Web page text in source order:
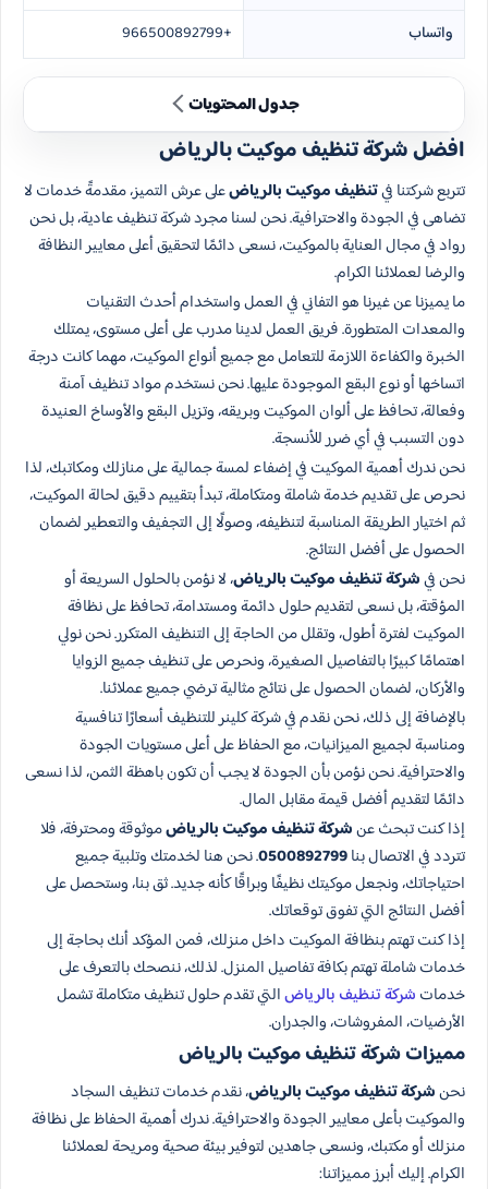
واتساب
+966500892799
جدول المحتويات
افضل شركة تنظيف موكيت بالرياض
تتربع شركتنا فيتنظيف موكيت بالرياضعلى عرش التميز، مقدمةً خدمات لا
تضاهى في الجودة والاحترافية. نحن لسنا مجرد شركة تنظيف عادية، بل نحن
رواد في مجال العناية بالموكيت، نسعى دائمًا لتحقيق أعلى معايير النظافة
والرضا لعملائنا الكرام.
ما يميزنا عن غيرنا هو التفاني في العمل واستخدام أحدث التقنيات
والمعدات المتطورة. فريق العمل لدينا مدرب على أعلى مستوى، يمتلك
الخبرة والكفاءة اللازمة للتعامل مع جميع أنواع الموكيت، مهما كانت درجة
اتساخها أو نوع البقع الموجودة عليها. نحن نستخدم مواد تنظيف آمنة
وفعالة، تحافظ على ألوان الموكيت وبريقه، وتزيل البقع والأوساخ العنيدة
دون التسبب في أي ضرر للأنسجة.
نحن ندرك أهمية الموكيت في إضفاء لمسة جمالية على منازلك ومكاتبك، لذا
نحرص على تقديم خدمة شاملة ومتكاملة، تبدأ بتقييم دقيق لحالة الموكيت،
ثم اختيار الطريقة المناسبة لتنظيفه، وصولًا إلى التجفيف والتعطير لضمان
الحصول على أفضل النتائج.
نحن فيشركة تنظيف موكيت بالرياض، لا نؤمن بالحلول السريعة أو
المؤقتة، بل نسعى لتقديم حلول دائمة ومستدامة، تحافظ على نظافة
الموكيت لفترة أطول، وتقلل من الحاجة إلى التنظيف المتكرر. نحن نولي
اهتمامًا كبيرًا بالتفاصيل الصغيرة، ونحرص على تنظيف جميع الزوايا
والأركان، لضمان الحصول على نتائج مثالية ترضي جميع عملائنا.
بالإضافة إلى ذلك، نحن نقدم في شركة كلينر للتنظيف أسعارًا تنافسية
ومناسبة لجميع الميزانيات، مع الحفاظ على أعلى مستويات الجودة
والاحترافية. نحن نؤمن بأن الجودة لا يجب أن تكون باهظة الثمن، لذا نسعى
دائمًا لتقديم أفضل قيمة مقابل المال.
إذا كنت تبحث عنشركة تنظيف موكيت بالرياضموثوقة ومحترفة، فلا
تتردد في الاتصال بنا0500892799. نحن هنا لخدمتك وتلبية جميع
احتياجاتك، ونجعل موكيتك نظيفًا وبراقًا كأنه جديد. ثق بنا، وستحصل على
أفضل النتائج التي تفوق توقعاتك.
إذا كنت تهتم بنظافة الموكيت داخل منزلك، فمن المؤكد أنك بحاجة إلى
خدمات شاملة تهتم بكافة تفاصيل المنزل. لذلك، ننصحك بالتعرف على
خدمات شركة تنظيف بالرياضالتي تقدم حلول تنظيف متكاملة تشمل
الأرضيات، المفروشات، والجدران.
مميزات شركة تنظيف موكيت بالرياض
نحنشركة تنظيف موكيت بالرياض، نقدم خدمات تنظيف السجاد
والموكيت بأعلى معايير الجودة والاحترافية. ندرك أهمية الحفاظ على نظافة
منزلك أو مكتبك، ونسعى جاهدين لتوفير بيئة صحية ومريحة لعملائنا
الكرام. إليك أبرز مميزاتنا: